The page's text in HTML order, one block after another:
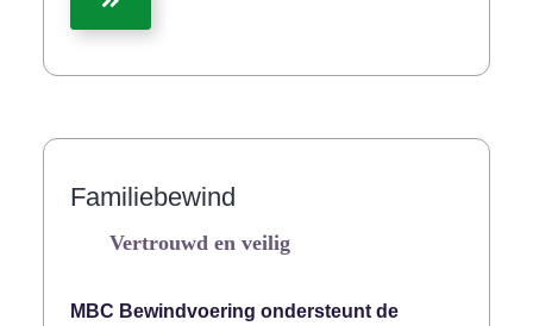
Familiebewind
Vertrouwd en veilig
MBC Bewindvoering ondersteunt de